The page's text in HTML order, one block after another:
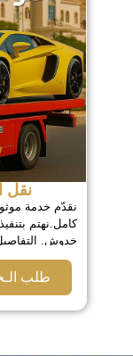
نقل
نقدّم خدمة
كامل.نهتم
خدوش.
واحترافي
طلب